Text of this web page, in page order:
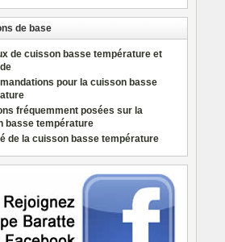
de base
de cuisson basse température et
pour la cuisson basse
fréquemment posées sur la
basse température
de la cuisson basse température